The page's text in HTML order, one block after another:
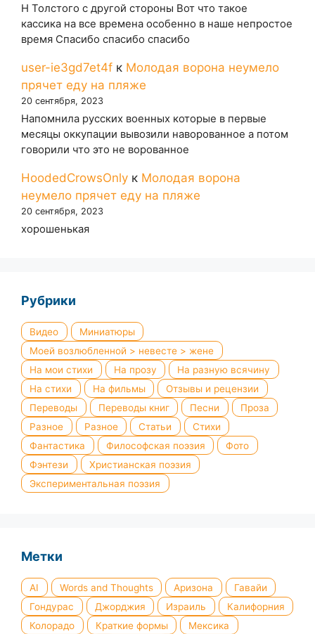
Н Толстого с другой стороны Вот что такое
кассика на все времена особенно в наше непростое
время Спасибо спасибо спасибо
user-ie3gd7et4f к Молодая ворона неумело
прячет еду на пляже
20 сентября, 2023
Напомнила русских военных которые в первые
месяцы оккупации вывозили наворованное а потом
говорили что это не ворованное
HoodedCrowsOnly к Молодая ворона
неумело прячет еду на пляже
20 сентября, 2023
хорошенькая
Рубрики
Видео
Миниатюры
Моей возлюбленной > невесте > жене
На мои стихи
На прозу
На разную всячину
На стихи
На фильмы
Отзывы и рецензии
Переводы
Переводы книг Песни
Проза
Разное
Разное Статьи
Стихи
Фантастика
Философская поэзия
Фото
Фэнтези
Христианская поэзия
Экспериментальная поэзия
Метки
AI Words and Thoughts Аризона
Гавайи
Гондурас
Джорджия Израиль
Калифорния
Колорадо
Краткие формы
Мексика